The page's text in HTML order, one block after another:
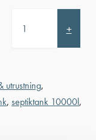
+
utrustning,
, septiktank 10000l,